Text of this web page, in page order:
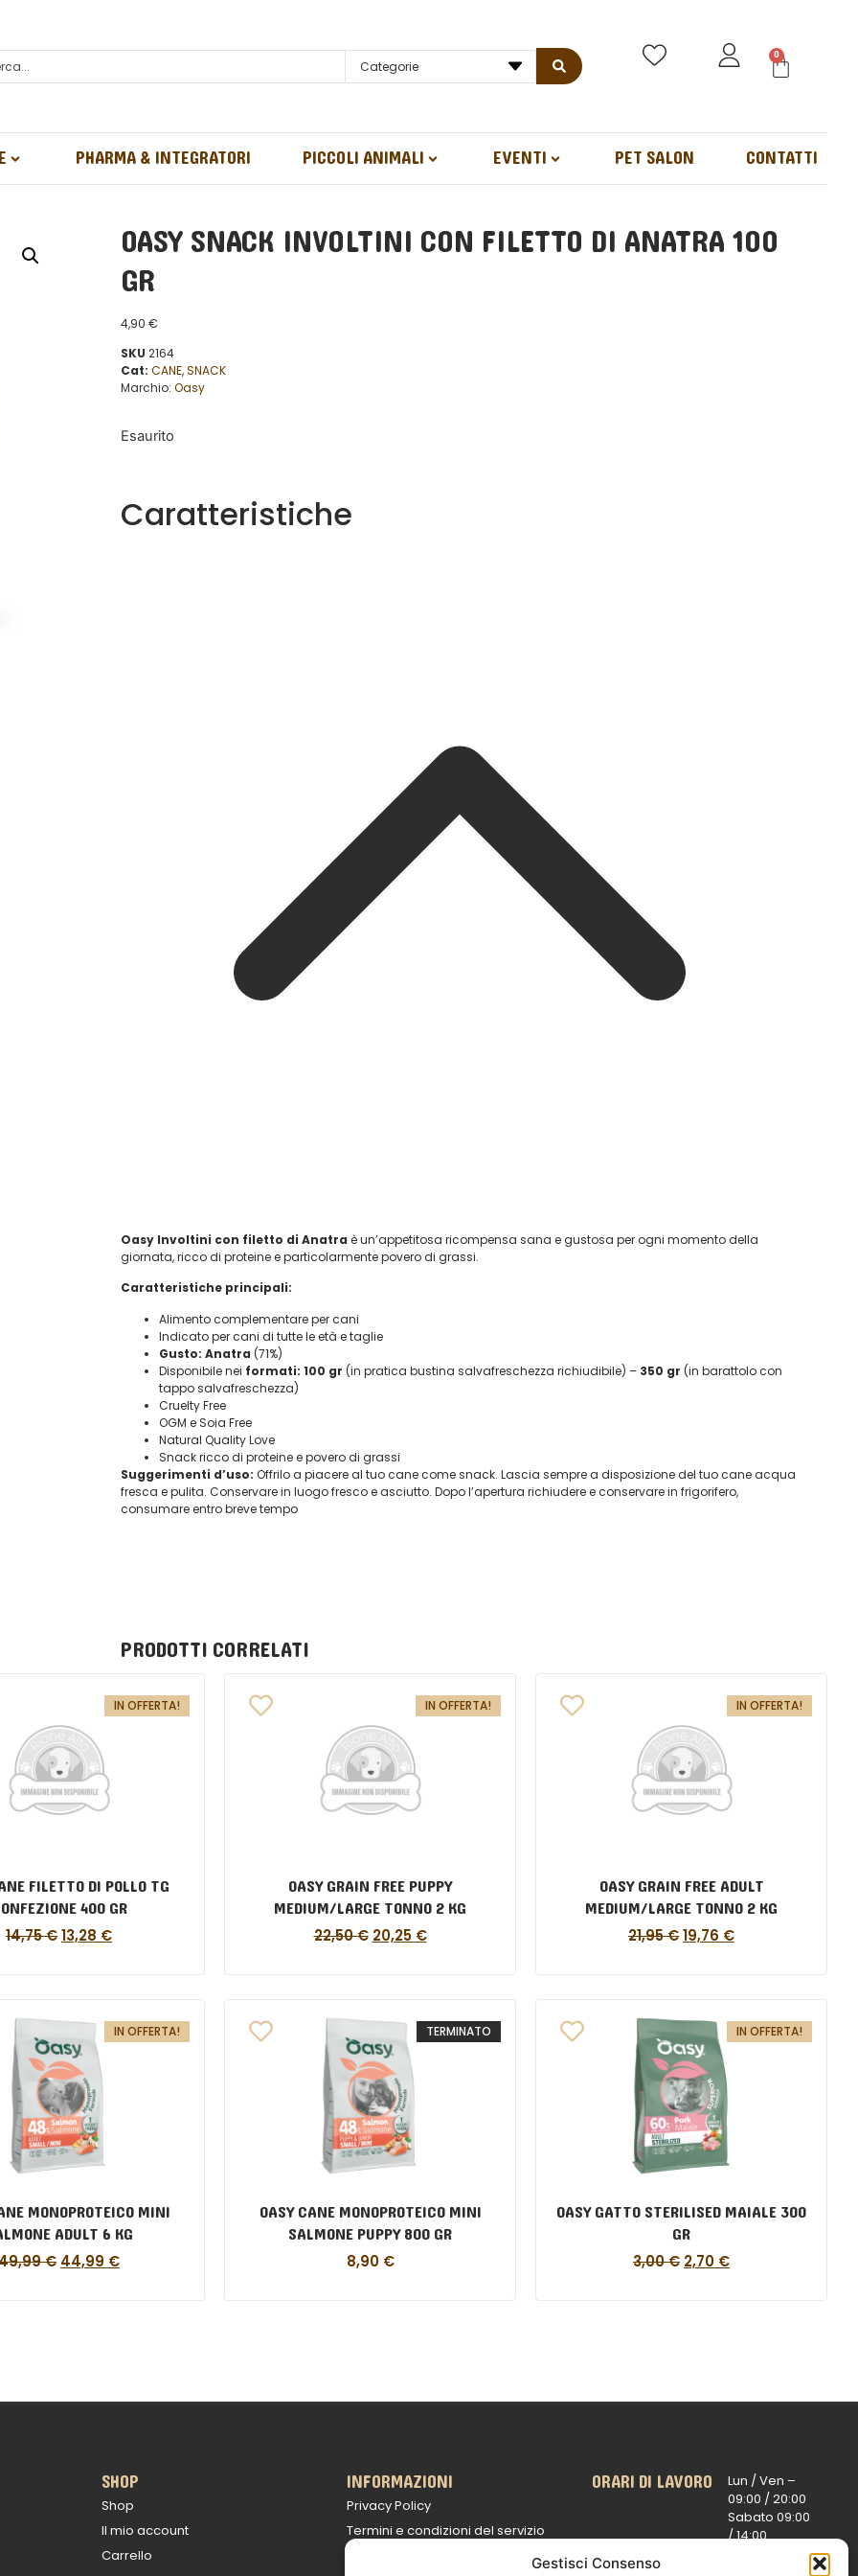
Gestisci Consenso
Categorie
0
PHARMA & INTEGRATORI PICCOLI ANIMALI EVENTI PET SALON CONTATTI
OASY SNACK INVOLTINI CON FILETTO DI ANATRA 100
GR
4,90 €
SKU 2164
Cat: CANE,SNACK
Marchio: Oasy
Esaurito
Caratteristiche
Oasy Involtini con filetto di Anatra è un’appetitosa ricompensa sana e gustosa per ogni momento della
giornata, ricco di proteine e particolarmente povero di grassi.
Caratteristiche principali:
Alimento complementare per cani
Indicato per cani di tutte le età e taglie
Gusto: Anatra (71%)
Disponibile nei formati: 100 gr (in pratica bustina salvafreschezza richiudibile) – 350 gr (in barattolo con
tappo salvafreschezza)
Cruelty Free
OGM e Soia Free
Natural Quality Love
Snack ricco di proteine e povero di grassi
Suggerimenti d’uso: Offrilo a piacere al tuo cane come snack. Lascia sempre a disposizione del tuo cane acqua
fresca e pulita. Conservare in luogo fresco e asciutto. Dopo l’apertura richiudere e conservare in frigorifero,
consumare entro breve tempo
PRODOTTI CORRELATI
IN OFFERTA!
FILETTO DI POLLO TG
400 GR
14,75€13,28 €
IN OFFERTA!
OASY GRAIN FREE PUPPY
MEDIUM/LARGE TONNO 2 KG
22,50€ 20,25 €
IN OFFERTA!
OASY GRAIN FREE ADULT
MEDIUM/LARGE TONNO 2 KG
21,95€19,76 €
IN OFFERTA!
MONOPROTEICO MINI
ADULT 6 KG
€ 44,99 €
TERMINATO
OASY CANE MONOPROTEICO MINI
SALMONE PUPPY 800 GR
8,90 €
IN OFFERTA!
OASY GATTO STERILISED MAIALE 300
GR
3,00€ 2,70 €
SHOP
Shop
Il mio account
Carrello
INFORMAZIONI
Privacy Policy
Termini e condizioni del servizio
ORARI DI LAVORO
Lun / Ven –
09:00 /20:00
Sabato 09:00
/14:00